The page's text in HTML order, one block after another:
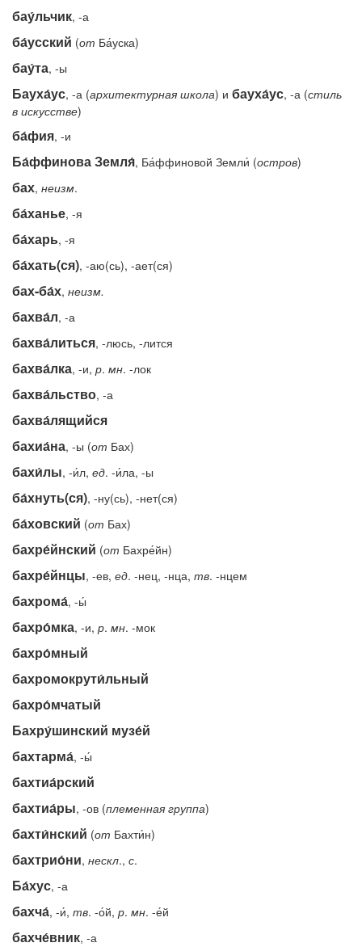
бау́льчик, -а
ба́усский (от Ба́уска)
бау́та, -ы
Бауха́ус, -а (архитектурная школа) и бауха́ус, -а (стиль
в искусстве)
ба́фия, -и
Ба́ффинова Земля́, Ба́ффиновой Земли́ (остров)
бах, неизм.
ба́ханье, -я
ба́харь, -я
ба́хать(ся), -аю(сь), -ает(ся)
бах-ба́х, неизм.
бахва́л, -а
бахва́литься, -люсь, -лится
бахва́лка, -и, р. мн. -лок
бахва́льство, -а
бахва́лящийся
бахиа́на, -ы (от Бах)
бахи́лы, -и́л, ед. -и́ла, -ы
ба́хнуть(ся), -ну(сь), -нет(ся)
ба́ховский (от Бах)
бахре́йнский (от Бахре́йн)
бахре́йнцы, -ев, ед. -нец, -нца, тв. -нцем
бахрома́, -ы́
бахро́мка, -и, р. мн. -мок
бахро́мный
бахромокрути́льный
бахро́мчатый
Бахру́шинский музе́й
бахтарма́, -ы́
бахтиа́рский
бахтиа́ры, -ов (племенная группа)
бахти́нский (от Бахти́н)
бахтрио́ни, нескл., с.
Ба́хус, -а
бахча́, -и́, тв. -о́й, р. мн. -е́й
бахче́вник, -а